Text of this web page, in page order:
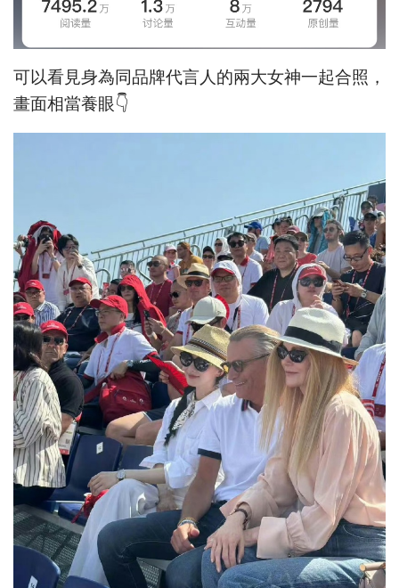
可以看見身為同品牌代言人的兩大女神一起合照，
畫面相當養眼👇